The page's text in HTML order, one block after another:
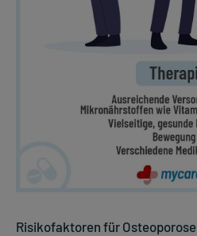
Risikofaktoren für Osteoporose